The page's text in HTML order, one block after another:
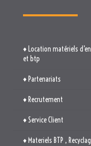
♦ Location matériels
et btp
♦ Partenariats
♦ Recrutement
♦ Service Client
♦ Materiels BTP ,